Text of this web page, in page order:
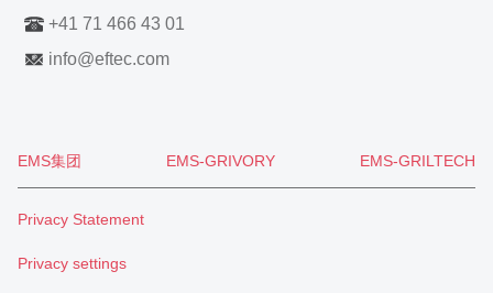
+41 71 466 43 01
info@eftec.com
EMS集团 EMS-GRIVORY EMS-GRILTECH
Privacy Statement
Privacy settings